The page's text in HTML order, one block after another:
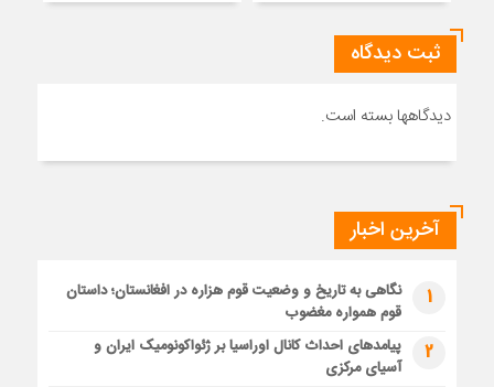
ثبت دیدگاه
دیدگاهها بسته است.
آخرین اخبار
1
نگاهی به تاریخ و وضعیت قوم هزاره در افغانستان؛ داستان
قوم همواره مغضوب
2
پیامدهای احداث کانال اوراسیا بر ژئواکونومیک ایران و
آسیای مرکزی